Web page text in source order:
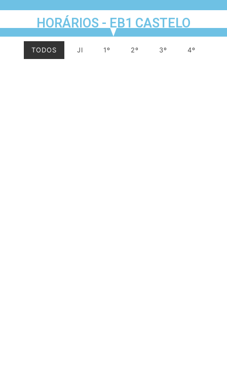
HORÁRIOS - EB1 CASTELO
TODOS JI 1º 2º 3º 4º